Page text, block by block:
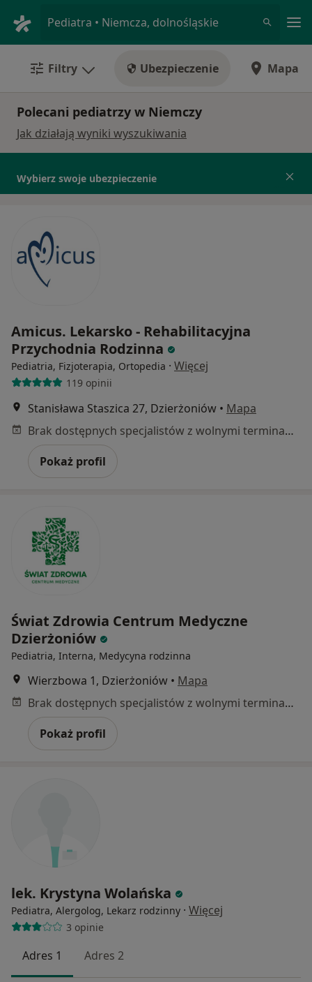
Pediatra • Niemcza, dolnośląskie
Filtry Ubezpieczenie Mapa
Polecani pediatrzy w Niemczy
Jak działają wyniki wyszukiwania
Wybierz swoje ubezpieczenie
Amicus. Lekarsko - Rehabilitacyjna
Przychodnia Rodzinna
Pediatria, Fizjoterapia, Ortopedia · Więcej
119 opinii
Stanisława Staszica 27, Dzierżoniów • Mapa
Brak dostępnych specjalistów z wolnymi terminami w tym centrum medycznym.
Pokaż profil
Świat Zdrowia Centrum Medyczne
Dzierżoniów
Pediatria, Interna, Medycyna rodzinna
Wierzbowa 1, Dzierżoniów • Mapa
Brak dostępnych specjalistów z wolnymi terminami w tym centrum medycznym.
Pokaż profil
lek. Krystyna Wolańska
Pediatra, Alergolog, Lekarz rodzinny · Więcej
3 opinie
Adres 1 Adres 2